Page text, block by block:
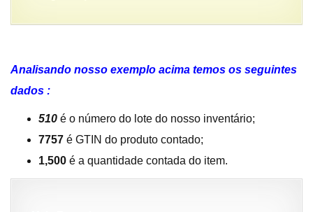
Analisando nosso exemplo acima temos os seguintes
dados :
510 é o número do lote do nosso inventário;
7757 é GTIN do produto contado;
1,500 é a quantidade contada do item.